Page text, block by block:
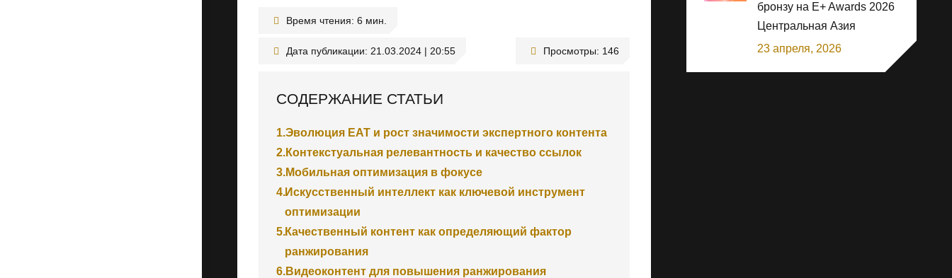
Время чтения:
Дата публикации: 21.03.2024 | 20:55 Просмотры: 146
СОДЕРЖАНИЕ СТАТЬИ
1.Эволюция EAT и рост значимости экспертного контента
2.Контекстуальная релевантность и качество ссылок
3.Мобильная оптимизация в фокусе
4.Искусственный интеллект как ключевой инструмент
оптимизации
5.Качественный контент как определяющий фактор
ранжирования
6.Видеоконтент для повышения ранжирования
бронзу на E+ Awards 2026
Центральная Азия
23 апреля, 2026